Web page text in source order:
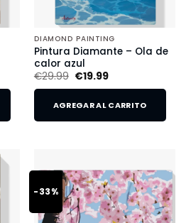
DIAMOND PAINTING
Pintura Diamante – Ola de
calor azul
€29.99 €19.99
AGREGAR AL CARRITO
-33%